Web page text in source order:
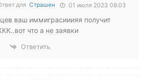
для Страшен 01 июля 2023 08:03
ваш иммиграсииияя получит
что а не заявки
Ответить